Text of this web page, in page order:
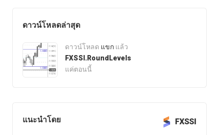
ดาวน์โหลดล่าสุด
ดาวน์โหลด แขก แล้ว
FXSSI.RoundLevels
แค่ตอนนี้
แนะนำโดย FXSSI